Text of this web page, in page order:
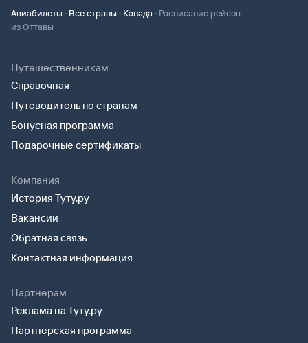
Авиабилеты · Все страны · Канада · Расписание рейсов
из Оттавы
Путешественникам
Справочная
Путеводитель по странам
Бонусная программа
Подарочные сертификаты
Компания
История Туту.ру
Вакансии
Обратная связь
Контактная информация
Партнерам
Реклама на Туту.ру
Партнерская программа